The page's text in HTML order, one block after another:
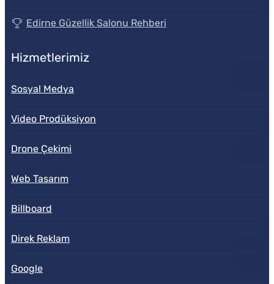
Edirne Güzellik Salonu Rehberi
Hizmetlerimiz
Sosyal Medya
Video Prodüksiyon
Drone Çekimi
Web Tasarım
Billboard
Direk Reklam
Google